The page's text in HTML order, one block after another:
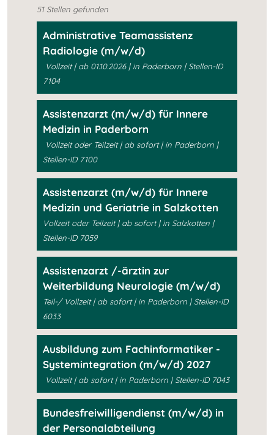
51 Stellen gefunden
Administrative Teamassistenz
Radiologie (m/w/d)
Vollzeit | ab 01.10.2026 | in Paderborn | Stellen-ID
7104
Assistenzarzt (m/w/d) für Innere
Medizin in Paderborn
Vollzeit oder Teilzeit | ab sofort | in Paderborn |
Stellen-ID 7100
Assistenzarzt (m/w/d) für Innere
Medizin und Geriatrie in Salzkotten
Vollzeit oder Teilzeit | ab sofort | in Salzkotten |
Stellen-ID 7059
Assistenzarzt /-ärztin zur
Weiterbildung Neurologie (m/w/d)
Teil-/ Vollzeit | ab sofort | in Paderborn | Stellen-ID
6033
Ausbildung zum Fachinformatiker -
Systemintegration (m/w/d) 2027
Vollzeit | ab sofort | in Paderborn | Stellen-ID 7043
Bundesfreiwilligendienst (m/w/d) in
der Personalabteilung